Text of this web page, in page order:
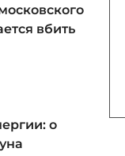
вбить
о